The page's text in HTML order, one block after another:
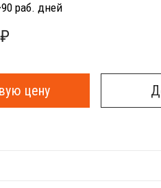
раб. дней
₽
цену